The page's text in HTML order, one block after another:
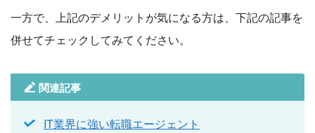
一方で、上記のデメリットが気になる方は、下記の記事を
併せてチェックしてみてください。
関連記事
IT業界に強い転職エージェント